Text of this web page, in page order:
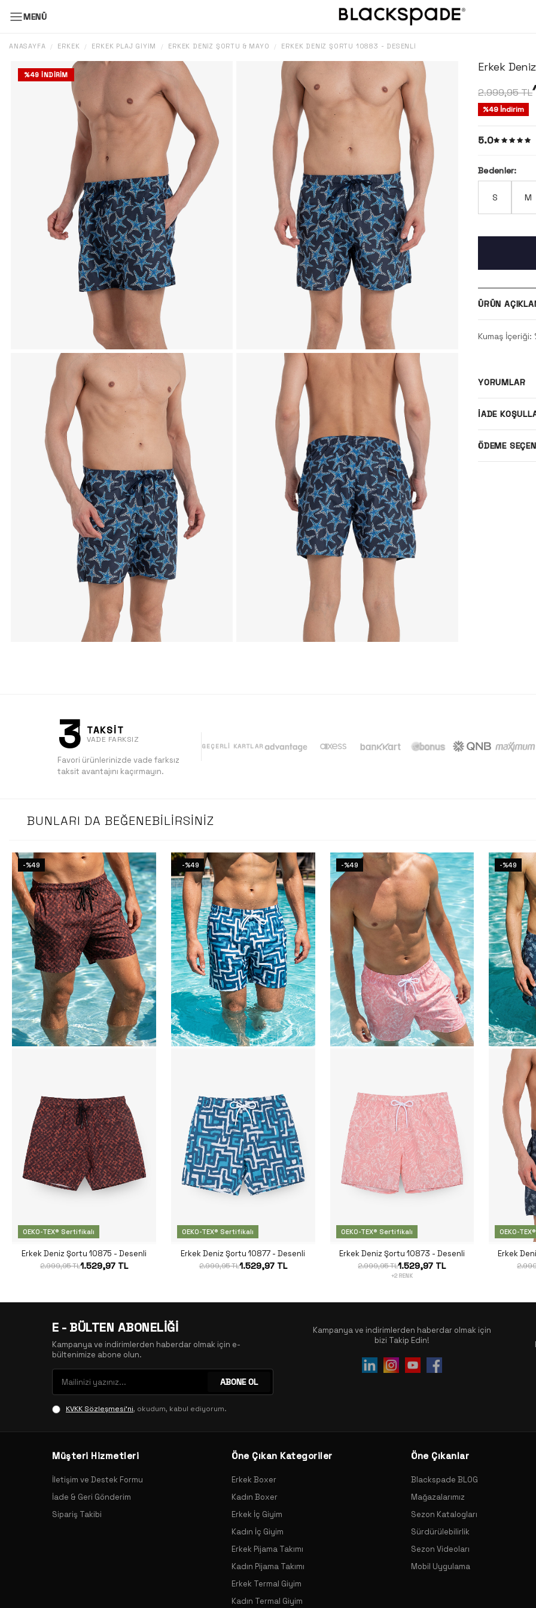
MENÜ
ANASAYFA / ERKEK / ERKEK PLAJ GIYIM / ERKEK DENIZ ŞORTU & MAYO / ERKEK DENIZ ŞORTU 10883 - DESENLI
%49 İNDIRIM
Erkek
2.999,95TL
%49 İndirim
5.0
Bedenler:
S M
ÜRÜN
Kumaş
YORUMLAR
İADE
ÖDEME
3 TAKSİT
VADE FARKSIZ
Favori ürünlerinizde vade farksız
taksit avantajını kaçırmayın.
GEÇERLI KARTLAR
BUNLARI DA BEĞENEBILIRSINIZ
-%49
OEKO-TEX® Sertifikalı
Erkek Deniz Şortu 10875 - Desenli
2.999,95 TL1.529,97 TL
-%49
OEKO-TEX® Sertifikalı
Erkek Deniz Şortu 10877 - Desenli
2.999,95 TL1.529,97 TL
-%49
OEKO-TEX® Sertifikalı
Erkek Deniz Şortu 10873 - Desenli
2.999,95 TL1.529,97 TL
+2 RENK
-%49
OEKO-
Erkek
E - BÜLTEN ABONELİĞİ
Kampanya ve indirimlerden haberdar olmak için e-
bültenimize abone olun.
ABONE OL
KVKK Sözleşmesi'ni, okudum, kabul ediyorum.
Kampanya ve indirimlerden haberdar olmak için
bizi Takip Edin!
Müşteri Hizmetleri
İletişim ve Destek Formu
İade & Geri Gönderim
Sipariş Takibi
Öne Çıkan Kategoriler
Erkek Boxer
Kadın Boxer
Erkek İç Giyim
Kadın İç Giyim
Erkek Pijama Takımı
Kadın Pijama Takımı
Erkek Termal Giyim
Kadın Termal Giyim
Öne Çıkanlar
Blackspade BLOG
Mağazalarımız
Sezon Katalogları
Sürdürülebilirlik
Sezon Videoları
Mobil Uygulama